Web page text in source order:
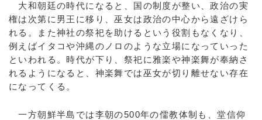
大和朝廷の時代になると、国の制度が整い、政治の実
権は次第に男王に移り、巫女は政治の中心から遠ざけら
れる。また神社の祭祀を助けるという役割もなくなり、
例えばイタコや沖縄のノロのような立場になっていった
といわれる。時代が下り、祭祀に雅楽や神楽舞が奉納さ
れるようになると、神楽舞では巫女が切り離せない存在
になってくる。
一方朝鮮半島では李朝の500年の儒教体制も、堂信仰